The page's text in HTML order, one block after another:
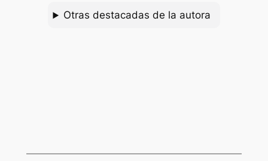
Otras destacadas de la autora